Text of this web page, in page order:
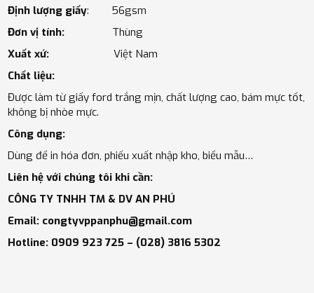
Định lượng giấy: 56gsm
Đơn vị tính: Thùng
Xuất xứ: Việt Nam
Chất liệu:
Được làm từ giấy ford trắng mịn, chất lượng cao, bám mực tốt,
không bị nhòe mực.
Công dụng:
Dùng để in hóa đơn, phiếu xuất nhập kho, biểu mẫu…
Liên hệ với chúng tôi khi cần:
CÔNG TY TNHH TM & DV AN PHÚ
Email: congtyvppanphu@gmail.com
Hotline: 0909 923 725 – (028) 3816 5302